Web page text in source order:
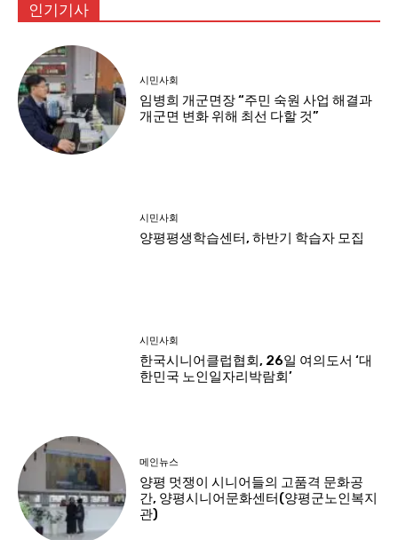
인기기사
시민사회
임병희 개군면장 “주민 숙원 사업 해결과
개군면 변화 위해 최선 다할 것”
시민사회
양평평생학습센터, 하반기 학습자 모집
시민사회
한국시니어클럽협회, 26일 여의도서 ‘대
한민국 노인일자리박람회’
메인뉴스
양평 멋쟁이 시니어들의 고품격 문화공
간, 양평시니어문화센터(양평군노인복지
관)